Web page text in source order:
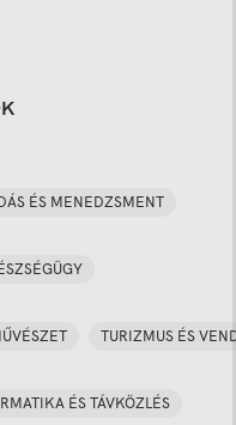
ÉS MENEDZSMENT
TURIZMUS ÉS
ÉS TÁVKÖZLÉS